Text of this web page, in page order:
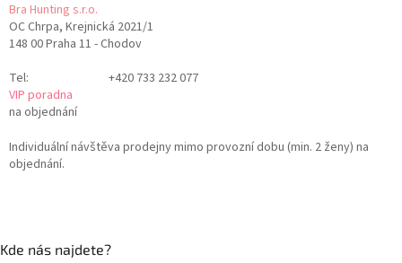
Bra Hunting s.r.o.
OC Chrpa, Krejnická 2021/1
148 00 Praha 11 - Chodov
Tel:
+420 733 232 077
VIP poradna
na objednání
Individuální návštěva prodejny mimo provozní dobu (min. 2 ženy) na
objednání.
Kde nás najdete?